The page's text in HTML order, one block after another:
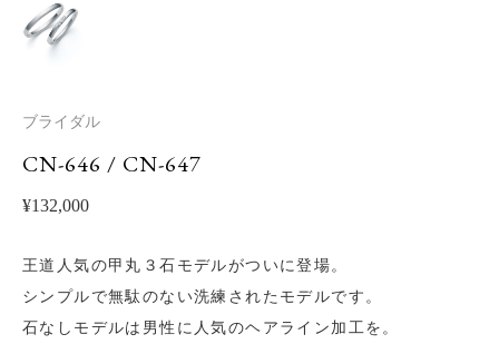
ブライダル
CN-646 / CN-647
¥132,000
王道人気の甲丸３石モデルがついに登場。
シンプルで無駄のない洗練されたモデルです。
石なしモデルは男性に人気のヘアライン加工を。